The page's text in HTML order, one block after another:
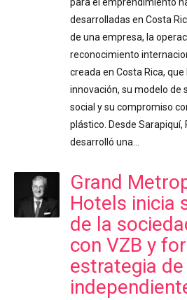
para el emprendimiento
desarrolladas en Costa
de una empresa, la
reconocimiento
creada en Costa Rica,
innovación, su modelo de
social y su compromiso
plástico. Desde Sarapiquí,
desarrolló una…
Grand
Hotels inicia
de la
con VZB y
estrategia